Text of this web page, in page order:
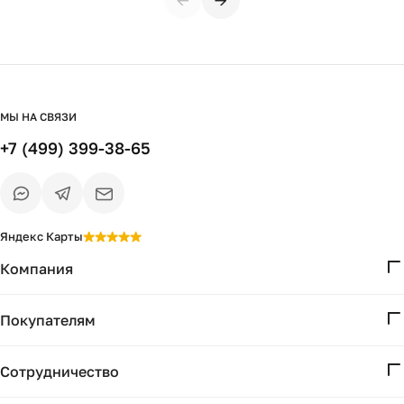
Компания
Проекты
Покупателям
Доставка и оплата
Сотрудничество
МЫ НА СВЯЗИ
+7 (499) 399-38-65
Яндекс Карты